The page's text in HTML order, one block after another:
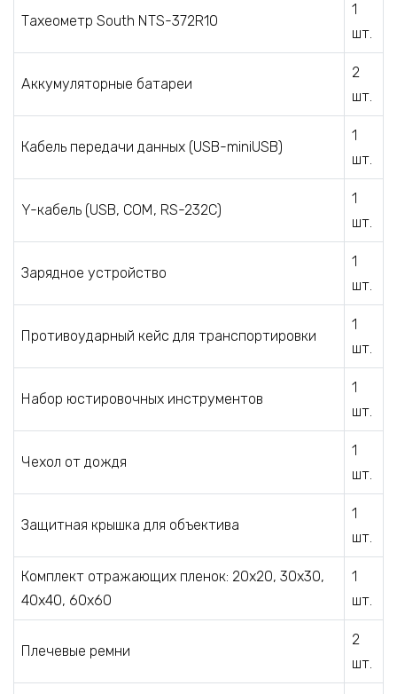
Тахеометр South NTS-372R10
1
шт.
Аккумуляторные батареи
2
шт.
Кабель передачи данных (USB-miniUSB)
1
шт.
Y-кабель (USB, COM, RS-232C)
1
шт.
Зарядное устройство
1
шт.
Противоударный кейс для транспортировки
1
шт.
Набор юстировочных инструментов
1
шт.
Чехол от дождя
1
шт.
Защитная крышка для объектива
1
шт.
Комплект отражающих пленок: 20х20, 30х30,
40х40, 60х60
1
шт.
Плечевые ремни
2
шт.